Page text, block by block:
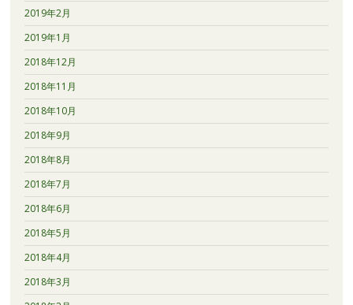
2019年2月
2019年1月
2018年12月
2018年11月
2018年10月
2018年9月
2018年8月
2018年7月
2018年6月
2018年5月
2018年4月
2018年3月